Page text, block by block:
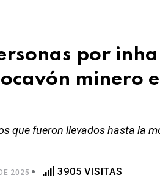
por
minero
que fueron llevados hasta la
2025 3905 VISITAS